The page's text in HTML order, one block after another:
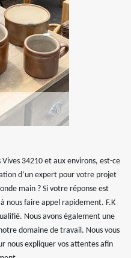
34210 et aux environs, est-ce
d’un expert pour votre projet
main ? Si votre réponse est
nous faire appel rapidement. F.K
Nous avons également une
domaine de travail. Nous vous
nous expliquer vos attentes afin